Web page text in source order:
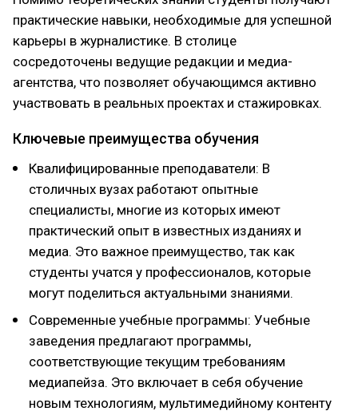
практические навыки, необходимые для успешной
карьеры в журналистике. В столице
сосредоточены ведущие редакции и медиа-
агентства, что позволяет обучающимся активно
участвовать в реальных проектах и стажировках.
Ключевые преимущества обучения
Квалифицированные преподаватели: В
столичных вузах работают опытные
специалисты, многие из которых имеют
практический опыт в известных изданиях и
медиа. Это важное преимущество, так как
студенты учатся у профессионалов, которые
могут поделиться актуальными знаниями.
Современные учебные программы: Учебные
заведения предлагают программы,
соответствующие текущим требованиям
медиапейза. Это включает в себя обучение
новым технологиям, мультимедийному контенту